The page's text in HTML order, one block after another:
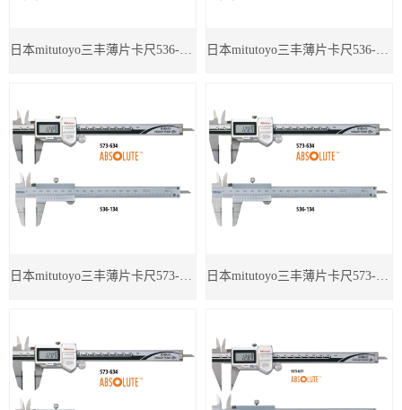
日本mitutoyo三丰薄片卡尺536-135 日本mitutoyo三丰薄片卡尺536-134
日本mitutoyo三丰薄片卡尺573-734 日本mitutoyo三丰薄片卡尺573-635